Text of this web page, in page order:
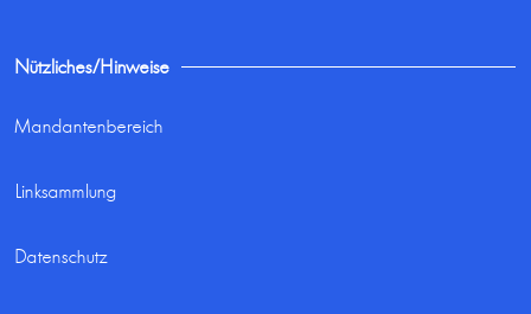
Nützliches/Hinweise
Mandantenbereich
Linksammlung
Datenschutz